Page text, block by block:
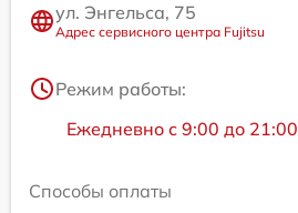
ул. Энгельса, 75
Адрес сервисного центра Fujitsu
Режим работы:
Ежедневно с 9:00 до 21:00
Способы оплаты